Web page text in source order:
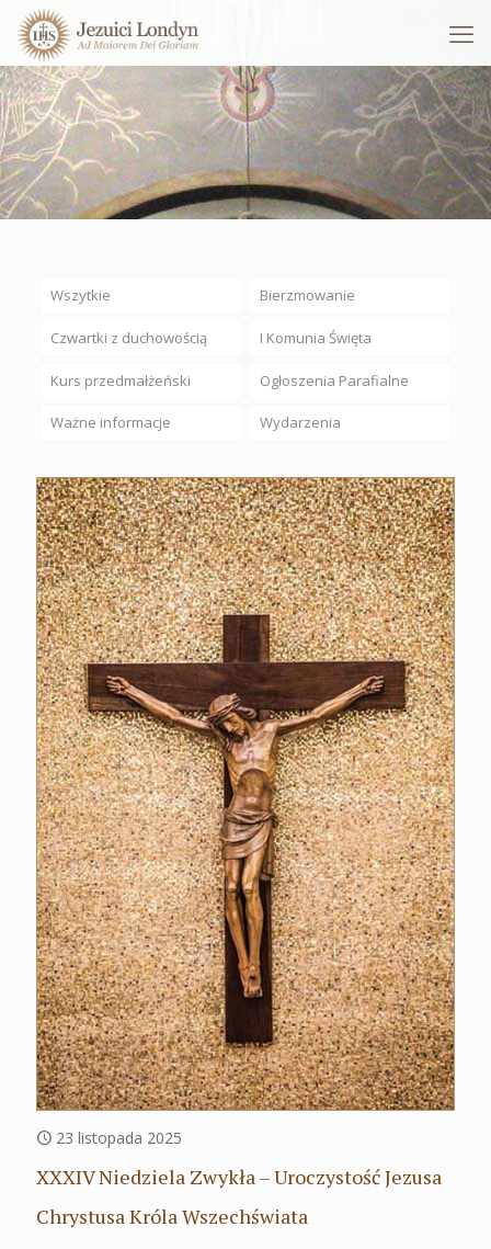
Wszytkie Bierzmowanie
Czwartki z duchowością I Komunia Święta
Kurs przedmałżeński Ogłoszenia Parafialne
Ważne informacje Wydarzenia
23 listopada 2025
XXXIV Niedziela Zwykła – Uroczystość Jezusa
Chrystusa Króla Wszechświata